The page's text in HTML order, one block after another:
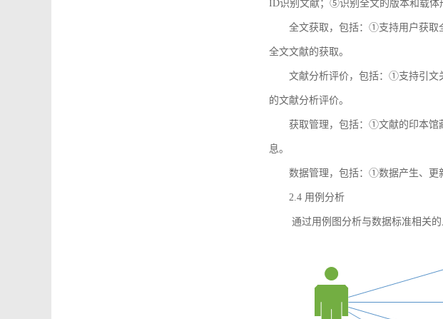
ID识别文献；⑤识别全文的版本和载体
全文获取，包括：①支持用户获取
全文文献的获取。
文献分析评价，包括：①支持引文
的文献分析评价。
获取管理，包括：①文献的印本馆
息。
数据管理，包括：①数据产生、更
2.4 用例分析
通过用例图分析与数据标准相关